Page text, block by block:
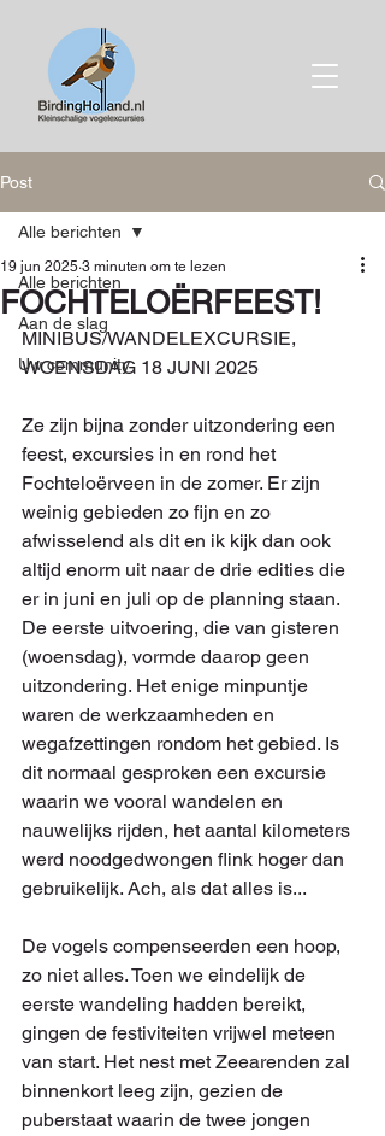
Post
Alle berichten
Aan de slag
Uw community
Alle berichten
FOCHTELOËRFEEST!
19 jun 2025 3 minuten om te lezen
MINIBUS/WANDELEXCURSIE,
WOENSDAG 18 JUNI 2025
Ze zijn bijna zonder uitzondering een
feest, excursies in en rond het
Fochteloërveen in de zomer. Er zijn
weinig gebieden zo fijn en zo
afwisselend als dit en ik kijk dan ook
altijd enorm uit naar de drie edities die
er in juni en juli op de planning staan.
De eerste uitvoering, die van gisteren
(woensdag), vormde daarop geen
uitzondering. Het enige minpuntje
waren de werkzaamheden en
wegafzettingen rondom het gebied. Is
dit normaal gesproken een excursie
waarin we vooral wandelen en
nauwelijks rijden, het aantal kilometers
werd noodgedwongen flink hoger dan
gebruikelijk. Ach, als dat alles is...
De vogels compenseerden een hoop,
zo niet alles. Toen we eindelijk de
eerste wandeling hadden bereikt,
gingen de festiviteiten vrijwel meteen
van start. Het nest met Zeearenden zal
binnenkort leeg zijn, gezien de
puberstaat waarin de twee jongen